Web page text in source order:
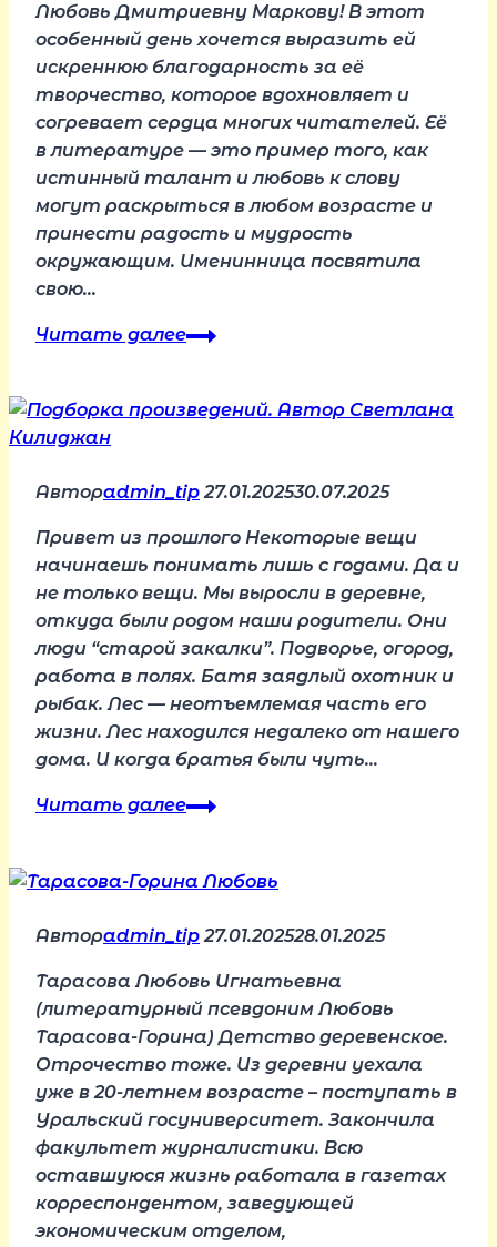
Любовь Дмитриевну Маркову! В этот
особенный день хочется выразить ей
искреннюю благодарность за её
творчество, которое вдохновляет и
согревает сердца многих читателей. Её
в литературе — это пример того, как
истинный талант и любовь к слову
могут раскрыться в любом возрасте и
принести радость и мудрость
окружающим. Именинница посвятила
свою…
Читать далееПоздравляем
рождения
Авторadmin_tip 27.01.202530.07.2025
Привет из прошлого Некоторые вещи
начинаешь понимать лишь с годами. Да и
не только вещи. Мы выросли в деревне,
откуда были родом наши родители. Они
люди “старой закалки”. Подворье, огород,
работа в полях. Батя заядлый охотник и
рыбак. Лес — неотъемлемая часть его
жизни. Лес находился недалеко от нашего
дома. И когда братья были чуть…
Читать далееПодборка
Светлана
Авторadmin_tip 27.01.202528.01.2025
Тарасова Любовь Игнатьевна
(литературный псевдоним Любовь
Тарасова-Горина) Детство деревенское.
Отрочество тоже. Из деревни уехала
уже в 20-летнем возрасте – поступать в
Уральский госуниверситет. Закончила
факультет журналистики. Всю
оставшуюся жизнь работала в газетах
корреспондентом, заведующей
экономическим отделом,